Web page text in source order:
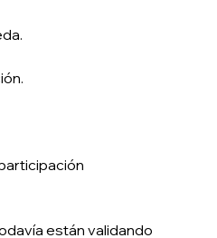
están validando